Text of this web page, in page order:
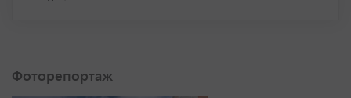
Фоторепортаж